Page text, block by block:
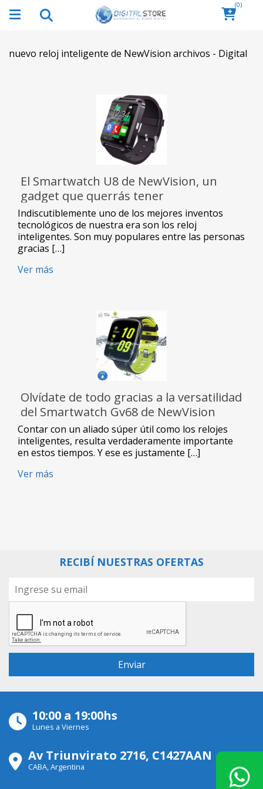
(0)
nuevo reloj inteligente de NewVision archivos - Digital
El Smartwatch U8 de NewVision, un
gadget que querrás tener
Indiscutiblemente uno de los mejores inventos
tecnológicos de nuestra era son los reloj
inteligentes. Son muy populares entre las personas
gracias […]
Ver más
Olvídate de todo gracias a la versatilidad
del Smartwatch Gv68 de NewVision
Contar con un aliado súper útil como los relojes
inteligentes, resulta verdaderamente importante
en estos tiempos. Y ese es justamente […]
Ver más
RECIBÍ NUESTRAS OFERTAS
10:00 a 19:00hs
Lunes a Viernes
Av Triunvirato 2716, C1427AAN
CABA, Argentina